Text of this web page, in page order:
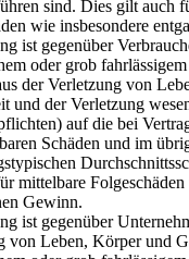
sind. Dies gilt auch
wie insbesondere
ist gegenüber
oder grob
der Verletzung von
und der Verletzung
auf die bei
Schäden und im
mittelbare
Gewinn.
ist gegenüber
von Leben, Körper und